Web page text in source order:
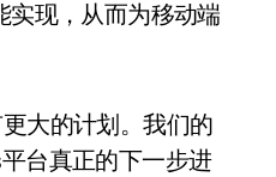
实现，从而为移动端
大的计划。我们的
台真正的下一步进